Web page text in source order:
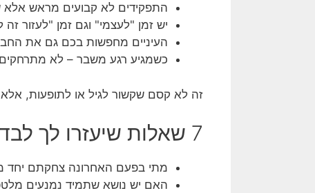
התפקידים לא קבועים מראש אלא
יש זמן "לעצמי" וגם זמן "לעזור זה
העיניים מחפשות בכם גם את
כשמגיע רגע משבר – לא
זה לא קסם שקשור לגיל או לתופעות, אלא
7 שאלות שיעזרו לך לבדוק איפה אתם באמת כשותפים:
מתי בפעם האחרונה צחקתם יחד
האם יש נושא שתמיד נמנעים